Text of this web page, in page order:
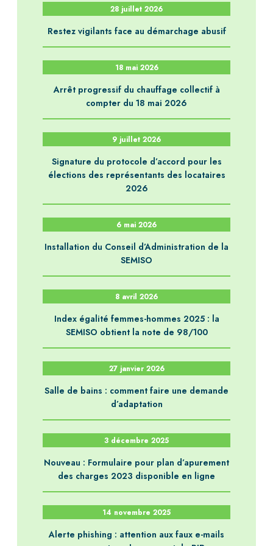
CHAUFFAGE COLLECTIF À
COMPTER DU 18 MAI 2026
28 juillet 2026
Restez vigilants face au démarchage abusif
18 mai 2026
Arrêt progressif du chauffage collectif à
compter du 18 mai 2026
9 juillet 2026
Signature du protocole d’accord pour les
élections des représentants des locataires
2026
6 mai 2026
Installation du Conseil d’Administration de la
SEMISO
8 avril 2026
Index égalité femmes-hommes 2025 : la
SEMISO obtient la note de 98/100
27 janvier 2026
Salle de bains : comment faire une demande
d’adaptation
3 décembre 2025
Nouveau : Formulaire pour plan d’apurement
des charges 2023 disponible en ligne
14 novembre 2025
Alerte phishing : attention aux faux e-mails